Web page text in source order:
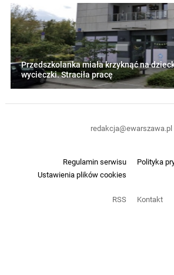
Przedszkolanka miała krzyknąć na
wycieczki. Straciła pracę
Regulamin serwisu
Polityka
Ustawienia plików cookies
RSS Kontakt
redakcja@ewarszawa.pl